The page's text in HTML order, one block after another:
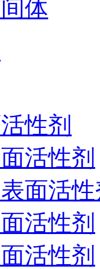
体
性剂
活性剂
面活
活性剂
活性剂